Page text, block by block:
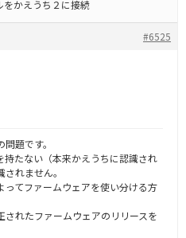
をかえうち２に接続
#6525
題です。
たない（本来かえうちに認識され
れません。
てファームウェアを使い分ける方
れたファームウェアのリリースを